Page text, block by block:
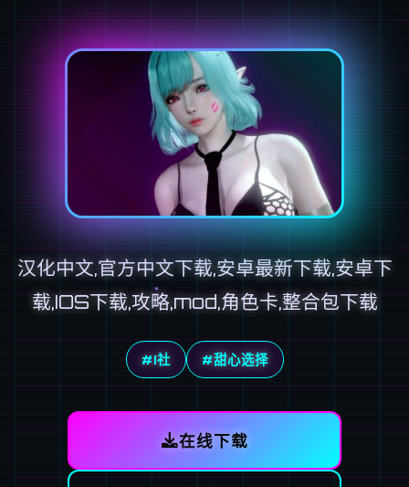
汉化中文,官方中文下载,安卓最新下载,安卓下
载,IOS下载,攻略,mod,角色卡,整合包下载
#I社 #甜心选择
在线下载